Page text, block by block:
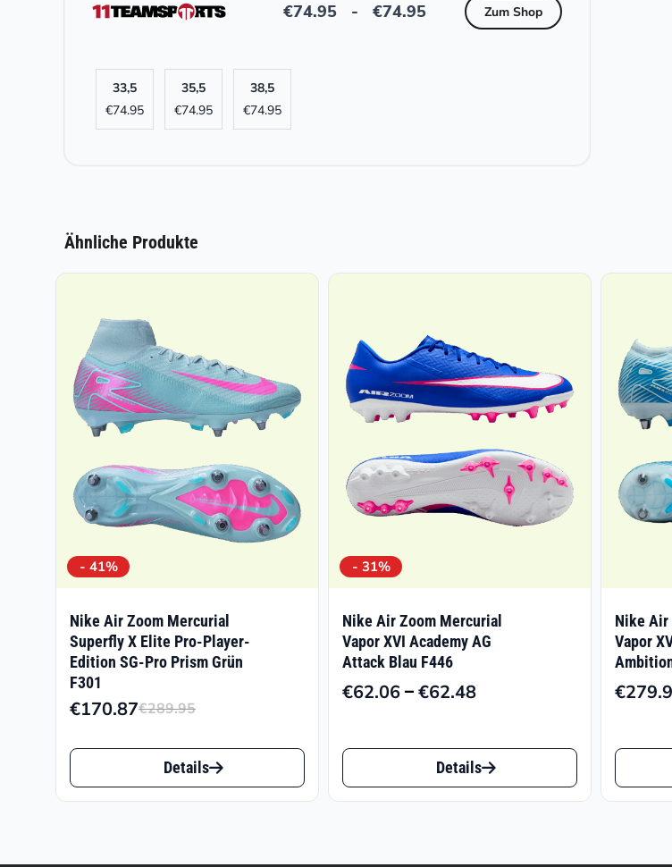
€74.95 - €74.95 Zum Shop
33,5
€74.95
35,5
€74.95
38,5
€74.95
Ähnliche Produkte
- 41%
Nike Air Zoom Mercurial
Superfly X Elite Pro-Player-
Edition SG-Pro Prism Grün
F301
€289.95
Preis
war:
€289.95
€170.87
Preis
ist:
€170.87.
Dieses
Produkt
Details
- 31%
Nike Air Zoom Mercurial
Vapor XVI Academy AG
Attack Blau F446
€62.06–€62.48Preisspanne:
bis
€62.48
Dieses
Produkt
Details
Nike Air
Vapor
€
Dieses